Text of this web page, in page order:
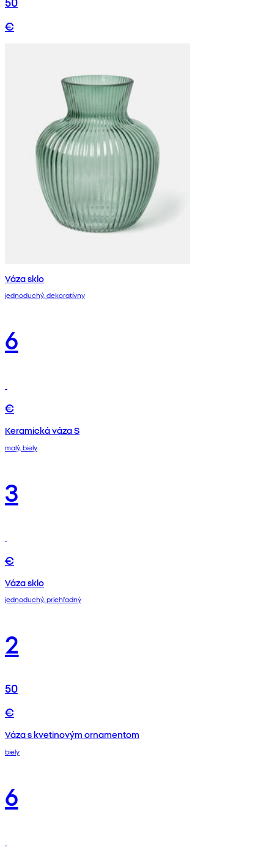
€
Váza sklo
jednoduchý, dekoratívny
6
€
Keramická váza S
malý, biely
3
€
Váza sklo
jednoduchý, priehľadný
2
50
€
Váza s kvetinovým ornamentom
biely
6